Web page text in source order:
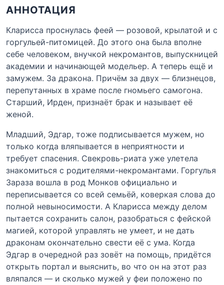
АННОТАЦИЯ
Кларисса проснулась феей — розовой, крылатой и с
горгульей-питомицей. До этого она была вполне
себе человеком, внучкой некромантов, выпускницей
академии и начинающей модельер. А теперь ещё и
замужем. За дракона. Причём за двух — близнецов,
перепутанных в храме после гномьего самогона.
Старший, Ирден, признаёт брак и называет её
женой.
Младший, Эдгар, тоже подписывается мужем, но
только когда вляпывается в неприятности и
требует спасения. Свекровь-риата уже улетела
знакомиться с родителями-некромантами. Горгулья
Зараза вошла в род Монков официально и
переписывается со всей семьёй, коверкая слова до
полной невыносимости. А Кларисса между делом
пытается сохранить салон, разобраться с фейской
магией, которой управлять не умеет, и не дать
драконам окончательно свести её с ума. Когда
Эдгар в очередной раз зовёт на помощь, придётся
открыть портал и выяснить, во что он на этот раз
вляпался — и сколько мужей у феи положено по